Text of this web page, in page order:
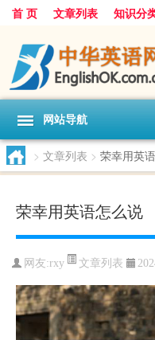
首 页 文章列表 知识分
网站导航
> 文章列表 > 荣幸用英
荣幸用英语怎么说
网友:rxy 文章列表